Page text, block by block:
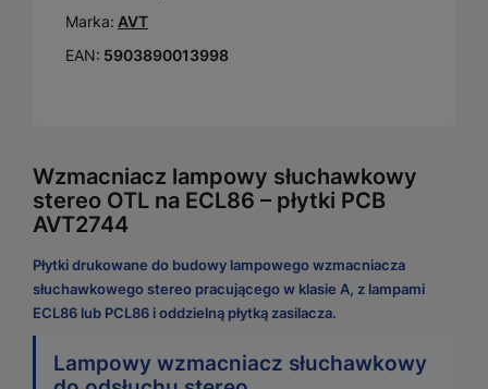
Marka: AVT
EAN: 5903890013998
Wzmacniacz lampowy słuchawkowy
stereo OTL na ECL86 – płytki PCB
AVT2744
Płytki drukowane do budowy lampowego wzmacniacza
słuchawkowego stereo pracującego w klasie A, z lampami
ECL86 lub PCL86 i oddzielną płytką zasilacza.
Lampowy wzmacniacz słuchawkowy